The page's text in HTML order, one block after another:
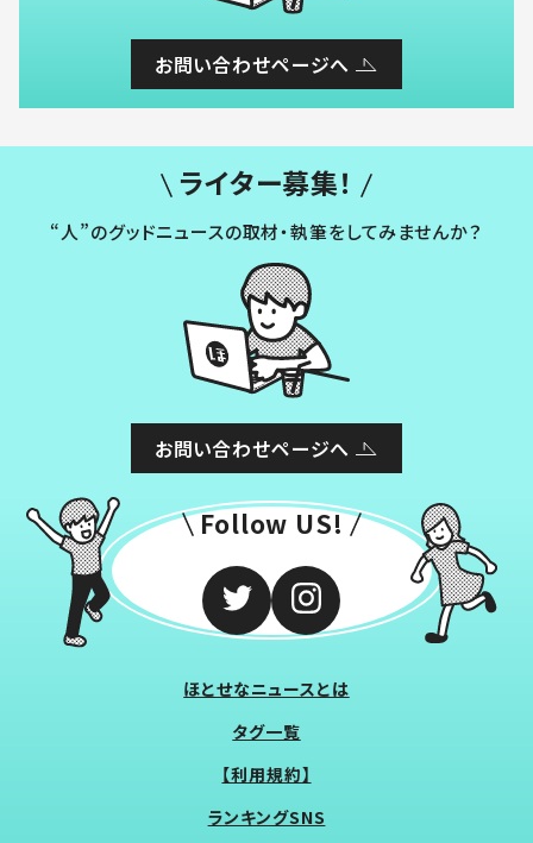
お問い合わせページへ
ライター募集！
“人”のグッドニュースの取材・執筆をしてみませんか？
お問い合わせページへ
Follow US!
ほとせなニュースとは
タグ一覧
【利用規約】
ランキングSNS